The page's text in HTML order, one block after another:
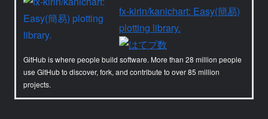
fx-kirin/kanichart: Easy(簡易)
plotting library.
GitHub is where people build software. More than 28 million people
use GitHub to discover, fork, and contribute to over 85 million
projects.